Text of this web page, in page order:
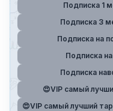
Подписка 1
Подписка 3
Подписка на
Подписка
Подписка
😍VIP самый
😍VIP самый лучший